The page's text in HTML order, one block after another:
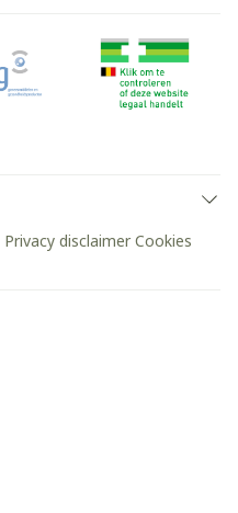
Privacy disclaimer Cookies